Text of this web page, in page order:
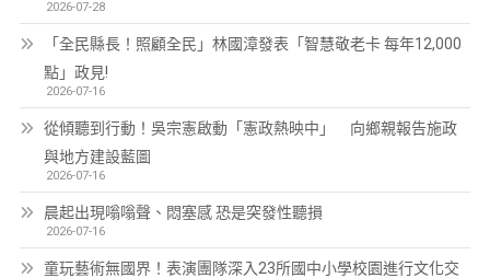
2026-07-28
「全民縣長！照顧全民」林國漳發表「智慧敬老卡 每年12,000
點」政見!
2026-07-16
從傾聽到行動！吳宗憲啟動「憲政熱映中」 向鄉親報告施政
與地方建設藍圖
2026-07-16
晨起出現嗡嗡聲、悶塞感 恐是突發性聽損
2026-07-16
童玩藝術無國界！表演團隊深入23所國中小學校園進行文化交